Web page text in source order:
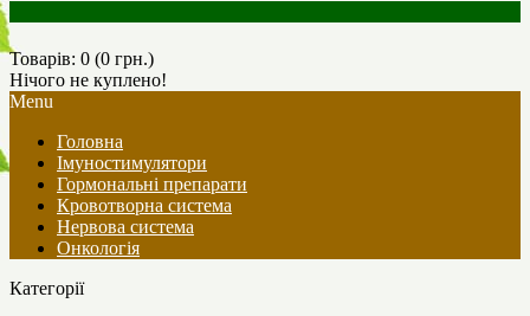
Товарів: 0 (0 грн.)
Нічого не куплено!
Menu
Головна
Імуностимулятори
Гормональні препарати
Кровотворна система
Нервова система
Онкологія
Категорії